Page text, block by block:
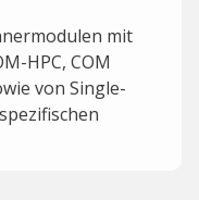
mit
HPC, COM
von Single-